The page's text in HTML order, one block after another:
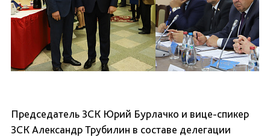
Председатель ЗСК Юрий Бурлачко и вице-спикер
ЗСК Александр Трубилин в составе делегации